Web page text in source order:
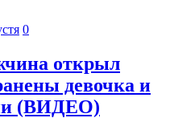
0
открыл
девочка и
(ВИДЕО)